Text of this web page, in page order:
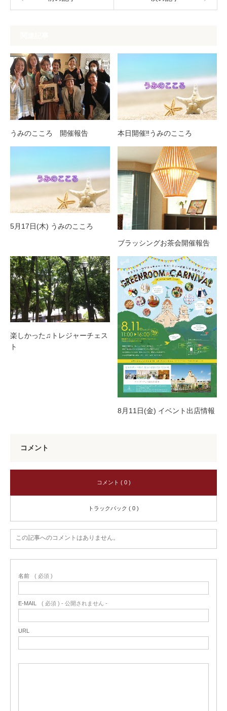
うみのこころ 開催報告 本日開催‼︎うみのこころ
5月17日(木) うみのこころ
ブラッシングお茶会開催報告
楽しかった♫トレジャーチェス
ト
8月11日(金) イベント出店情報
コメント
コメント ( 0 )
トラックバック ( 0 )
この記事へのコメントはありません。
名前 ( 必須 )
E-MAIL ( 必須 ) - 公開されません -
URL